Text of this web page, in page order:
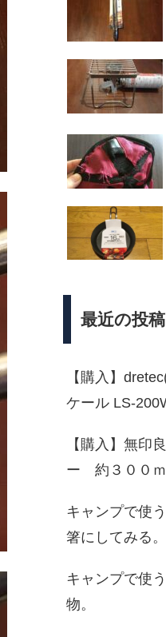
最近の投稿
【購入】
ケール LS-
【購入】無印
ー 約３００ｍ
キャンプで使
箸にしてみる。
キャンプで使
物。